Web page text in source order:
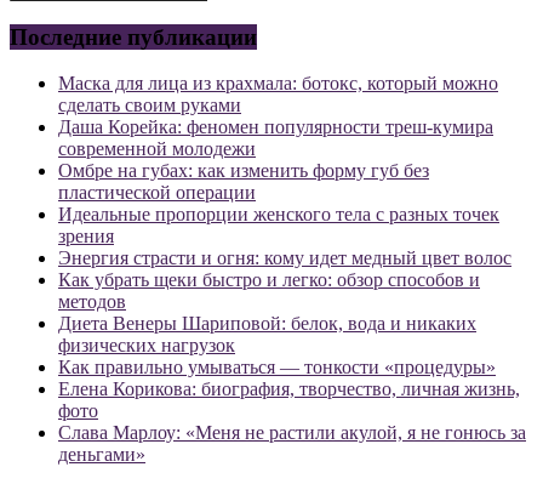
Последние публикации
Маска для лица из крахмала: ботокс, который можно
сделать своим руками
Даша Корейка: феномен популярности треш-кумира
современной молодежи
Омбре на губах: как изменить форму губ без
пластической операции
Идеальные пропорции женского тела с разных точек
зрения
Энергия страсти и огня: кому идет медный цвет волос
Как убрать щеки быстро и легко: обзор способов и
методов
Диета Венеры Шариповой: белок, вода и никаких
физических нагрузок
Как правильно умываться — тонкости «процедуры»
Елена Корикова: биография, творчество, личная жизнь,
фото
Слава Марлоу: «Меня не растили акулой, я не гонюсь за
деньгами»